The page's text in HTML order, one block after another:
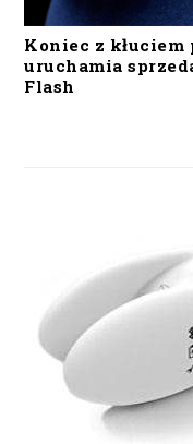
Koniec z
uruchamia
Flash